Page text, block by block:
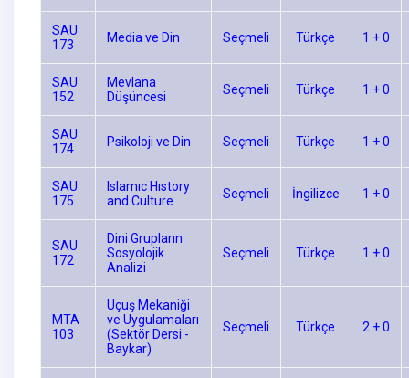
SAU
173
Media ve Din Seçmeli Türkçe 1 + 0
SAU
152
Mevlana
Düşüncesi
Seçmeli Türkçe 1 + 0
SAU
174
Psikoloji ve Din Seçmeli Türkçe 1 + 0
SAU
175
Islamıc Hıstory
and Culture
Seçmeli İngilizce 1 + 0
SAU
172
Dini Grupların
Sosyolojik
Analizi
Seçmeli Türkçe 1 + 0
MTA
103
Uçuş Mekaniği
ve Uygulamaları
(Sektör Dersi -
Baykar)
Seçmeli Türkçe 2 + 0